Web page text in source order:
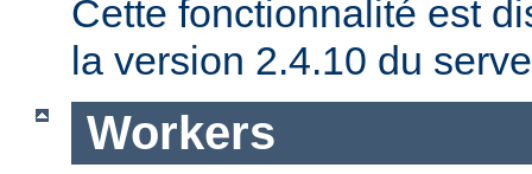
Cette fonctionnalité est
la version 2.4.10 du
Workers